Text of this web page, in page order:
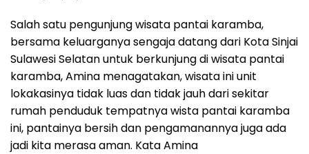
Salah satu pengunjung wisata pantai karamba,
bersama keluarganya sengaja datang dari Kota Sinjai
Sulawesi Selatan untuk berkunjung di wisata pantai
karamba, Amina menagatakan, wisata ini unit
lokakasinya tidak luas dan tidak jauh dari sekitar
rumah penduduk tempatnya wista pantai karamba
ini, pantainya bersih dan pengamanannya juga ada
jadi kita merasa aman. Kata Amina